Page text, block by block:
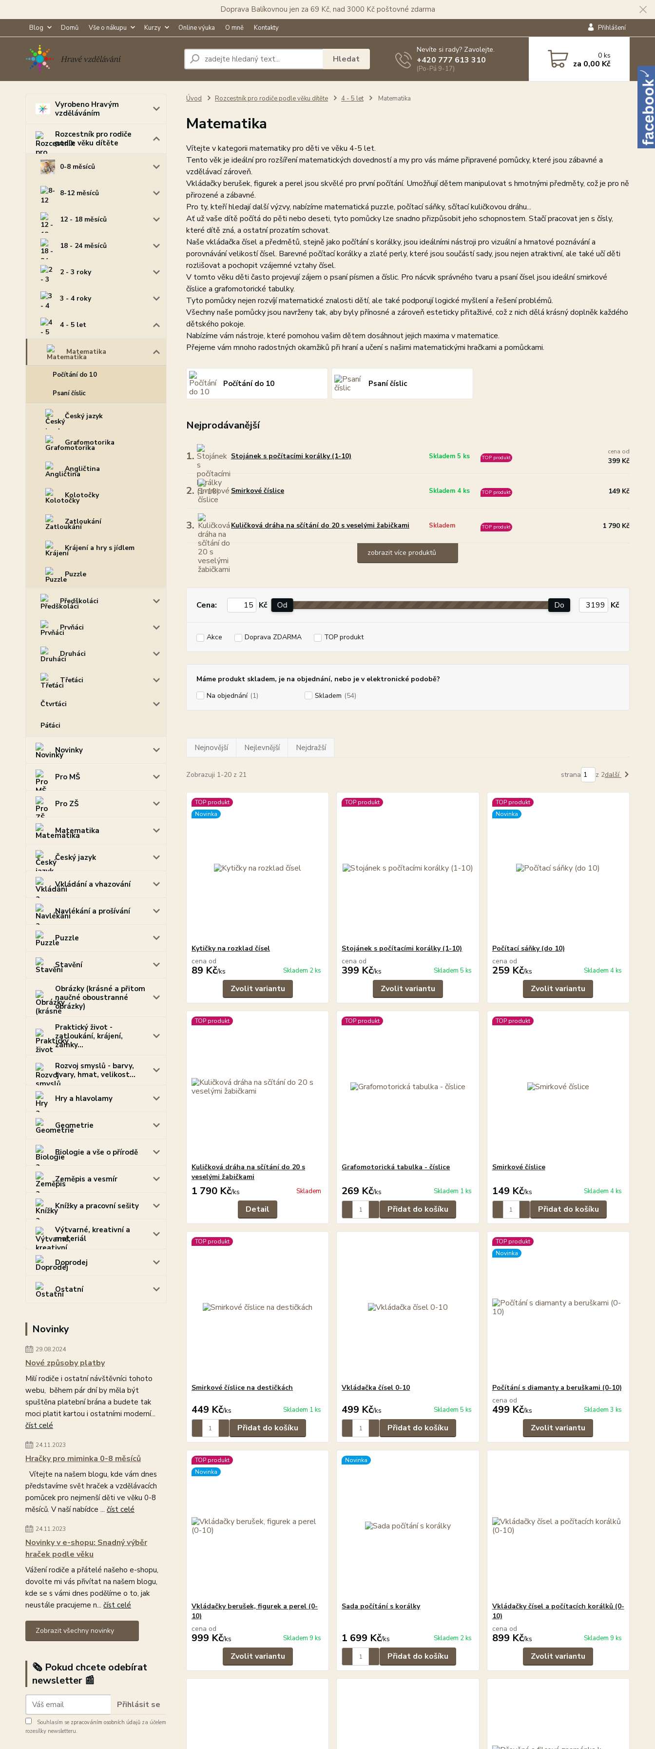
Doprava Balíkovnou jen za 69 Kč, nad 3000 Kč poštovné zdarma
Blog Domů Vše o nákupu Kurzy Online výuka O mně Kontakty Přihlášení
Hledat
Nevíte si rady? Zavolejte.
+420 777 613 310
(Po-Pá 9-17)
0ks
za 0,00 Kč
Vyrobeno Hravým
vzděláváním
Rozcestník pro rodiče
podle věku dítěte
0-8 měsíců
8-12 měsíců
12 - 18 měsíců
18 - 24 měsíců
2 - 3 roky
3 - 4 roky
4 - 5 let
Matematika
Počítání do 10
Psaní číslic
Český jazyk
Grafomotorika
Angličtina
Kolotočky
Zatloukání
Krájení a hry s jídlem
Puzzle
Předškoláci
Prvňáci
Druháci
Třeťáci
Čtvrťáci
Páťáci
Novinky
Pro MŠ
Pro ZŠ
Matematika
Český jazyk
Vkládání a vhazování
Navlékání a prošívání
Puzzle
Stavění
Obrázky (krásné a přitom
naučné oboustranné
obrázky)
Praktický život -
zatloukání, krájení,
zámky...
Rozvoj smyslů - barvy,
tvary, hmat, velikost...
Hry a hlavolamy
Geometrie
Biologie a vše o přírodě
Zeměpis a vesmír
Knížky a pracovní sešity
Výtvarné, kreativní a
materiál
Doprodej
Ostatní
Novinky
29.08.2024
Nové způsoby platby
Milí rodiče i ostatní návštěvníci tohoto
webu, během pár dní by měla být
spuštěna platební brána a budete tak
moci platit kartou i ostatními moderní...
číst celé
24.11.2023
Hračky pro miminka 0-8 měsíců
Vítejte na našem blogu, kde vám dnes
představíme svět hraček a vzdělávacích
pomůcek pro nejmenší děti ve věku 0-8
měsíců. V naší nabídce ... číst celé
24.11.2023
Novinky v e-shopu: Snadný výběr
hraček podle věku
Vážení rodiče a přátelé našeho e-shopu,
dovolte mi vás přivítat na našem blogu,
kde se s vámi dnes podělíme o to, jak
neustále pracujeme n... číst celé
Zobrazit všechny novinky
🗞️ Pokud chcete odebírat
newsletter 📰
Přihlásit se
Souhlasím se zpracováním osobních údajů za účelem
rozesílky newsletteru.
Úvod Rozcestník pro rodiče podle věku dítěte 4 - 5 let Matematika
Matematika
Vítejte v kategorii matematiky pro děti ve věku 4-5 let.
Tento věk je ideální pro rozšíření matematických dovedností a my pro vás máme připravené pomůcky, které jsou zábavné a
vzdělávací zároveň.
Vkládačky berušek, figurek a perel jsou skvělé pro první počítání. Umožňují dětem manipulovat s hmotnými předměty, což je pro ně
přirozené a zábavné.
Pro ty, kteří hledají další výzvy, nabízíme matematická puzzle, počítací sáňky, sčítací kuličkovou dráhu...
Ať už vaše dítě počítá do pěti nebo deseti, tyto pomůcky lze snadno přizpůsobit jeho schopnostem. Stačí pracovat jen s čísly,
které dítě zná, a ostatní prozatím schovat.
Naše vkládačka čísel a předmětů, stejně jako počítání s korálky, jsou ideálními nástroji pro vizuální a hmatové poznávání a
porovnávání velikostí čísel. Barevné počítací korálky a zlaté perly, které jsou součástí sady, jsou nejen atraktivní, ale také učí děti
rozlišovat a pochopit vzájemné vztahy čísel.
V tomto věku děti často projevují zájem o psaní písmen a číslic. Pro nácvik správného tvaru a psaní čísel jsou ideální smirkové
číslice a grafomotorické tabulky.
Tyto pomůcky nejen rozvíjí matematické znalosti dětí, ale také podporují logické myšlení a řešení problémů.
Všechny naše pomůcky jsou navrženy tak, aby byly přínosné a zároveň esteticky přitažlivé, což z nich dělá krásný doplněk každého
dětského pokoje.
Nabízíme vám nástroje, které pomohou vašim dětem dosáhnout jejich maxima v matematice.
Přejeme vám mnoho radostných okamžiků při hraní a učení s našimi matematickými hračkami a pomůckami.
Počítání do 10 Psaní číslic
Nejprodávanější
1. Stojánek s počítacími korálky (1-10) Skladem 5 ks TOP produkt
cena od
399 Kč
2. Smirkové číslice Skladem 4 ks TOP produkt 149 Kč
3. Kuličková dráha na sčítání do 20 s veselými žabičkami Skladem TOP produkt 1 790 Kč
zobrazit více produktů
Cena: Kč Od Do Kč
Akce Doprava ZDARMA TOP produkt
Máme produkt skladem, je na objednání, nebo je v elektronické podobě?
Na objednání (1) Skladem (54)
Nejnovější Nejlevnější Nejdražší
Zobrazuji 1-20 z 21 strana z 2další
TOP produkt
Novinka
Kytičky na rozklad čísel
cena od
89 Kč/ks Skladem 2 ks
Zvolit variantu
TOP produkt
Stojánek s počítacími korálky (1-10)
cena od
399 Kč/ks Skladem 5 ks
Zvolit variantu
TOP produkt
Novinka
Počítací sáňky (do 10)
cena od
259 Kč/ks Skladem 4 ks
Zvolit variantu
TOP produkt
Kuličková dráha na sčítání do 20 s
veselými žabičkami
1 790 Kč/ks Skladem
Detail
TOP produkt
Grafomotorická tabulka - číslice
269 Kč/ks Skladem 1 ks
Přidat do košíku
TOP produkt
Smirkové číslice
149 Kč/ks Skladem 4 ks
Přidat do košíku
TOP produkt
Smirkové číslice na destičkách
449 Kč/ks Skladem 1 ks
Přidat do košíku
Vkládačka čísel 0-10
499 Kč/ks Skladem 5 ks
Přidat do košíku
TOP produkt
Novinka
Počítání s diamanty a beruškami (0-10)
cena od
499 Kč/ks Skladem 3 ks
Zvolit variantu
TOP produkt
Novinka
Vkládačky berušek, figurek a perel (0-
10)
cena od
999 Kč/ks Skladem 9 ks
Zvolit variantu
Novinka
Sada počítání s korálky
1 699 Kč/ks Skladem 2 ks
Přidat do košíku
Vkládačky čísel a počítacích korálků (0-
10)
cena od
899 Kč/ks Skladem 9 ks
Zvolit variantu